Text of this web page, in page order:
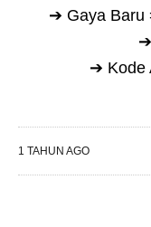
➔ Gaya Baru
➔ Kode
1 TAHUN AGO